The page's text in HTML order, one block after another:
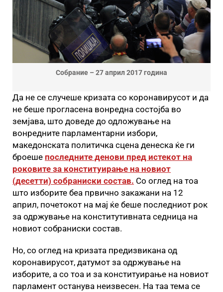
Собрание – 27 април 2017 година
Да не се случеше кризата со коронавирусот и да
не беше прогласена вонредна состојба во
земјава, што доведе до одложување на
вонредните парламентарни избори,
македонската политичка сцена денеска ќе ги
броеше последните денови пред истекот на
роковите за конституирање на новиот
(десетти) собраниски состав. Со оглед на тоа
што изборите беа првично закажани на 12
април, почетокот на мај ќе беше последниот рок
за одржување на конститутивната седница на
новиот собраниски состав.
Но, со оглед на кризата предизвикана од
коронавирусот, датумот за одржување на
изборите, а со тоа и за конституирање на новиот
парламент останува неизвесен. На таа тема се